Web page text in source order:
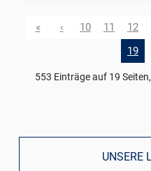
« ‹ 10 11 12
19
553 Einträge auf 19
UNSERE